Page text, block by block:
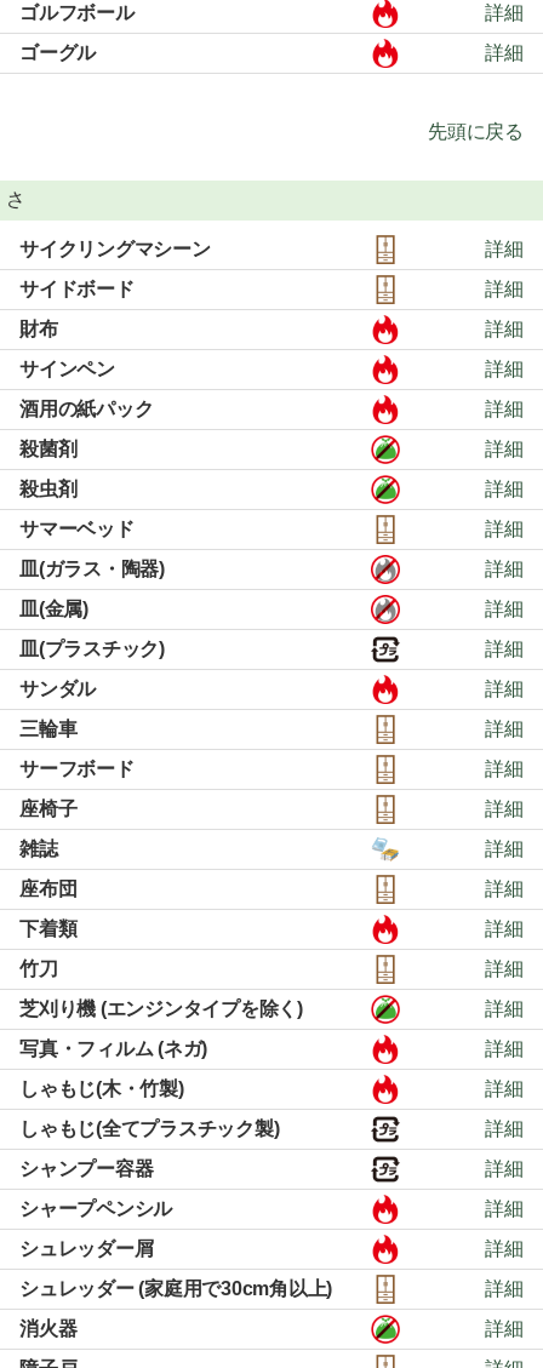
ゴルフボール
詳細
ゴーグル
詳細
先頭に戻る
さ
サイクリングマシーン
詳細
サイドボード
詳細
財布
詳細
サインペン
詳細
酒用の紙パック
詳細
殺菌剤
詳細
殺虫剤
詳細
サマーベッド
詳細
皿(ガラス・陶器)
詳細
皿(金属)
詳細
皿(プラスチック)
詳細
サンダル
詳細
三輪車
詳細
サーフボード
詳細
座椅子
詳細
雑誌
詳細
座布団
詳細
下着類
詳細
竹刀
詳細
芝刈り機 (エンジンタイプを除く)
詳細
写真・フィルム (ネガ)
詳細
しゃもじ(木・竹製)
詳細
しゃもじ(全てプラスチック製)
詳細
シャンプー容器
詳細
シャープペンシル
詳細
シュレッダー屑
詳細
シュレッダー (家庭用で30cm角以上)
詳細
消火器
詳細